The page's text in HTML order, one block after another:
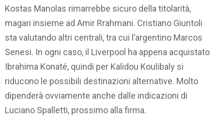
Kostas Manolas rimarrebbe sicuro della titolarità,
magari insieme ad Amir Rrahmani. Cristiano Giuntoli
sta valutando altri centrali, tra cui l’argentino Marcos
Senesi. In ogni caso, il Liverpool ha appena acquistato
Ibrahima Konaté, quindi per Kalidou Koulibaly si
riducono le possibili destinazioni alternative. Molto
dipenderà ovviamente anche dalle indicazioni di
Luciano Spalletti, prossimo alla firma.